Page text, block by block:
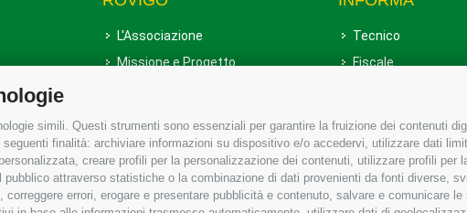
simili. Questi strumenti sono essenziali per garantire la fruizione dei contenuti
finalità: archiviare informazioni su dispositivo e/o accedervi, utilizzare dati
creare profili per la personalizzazione dei contenuti, utilizzare profili
attraverso statistiche o la combinazione di dati provenienti da fonti diverse,
errori, erogare e presentare pubblicità e contenuto, salvare e comunicare
L'Associazione
Missione e Progetto
Uffici della Sede provinciale
Le Sedi di Zona
Agricoltori S.r.l.
Tecnico
Fiscale
Associazione